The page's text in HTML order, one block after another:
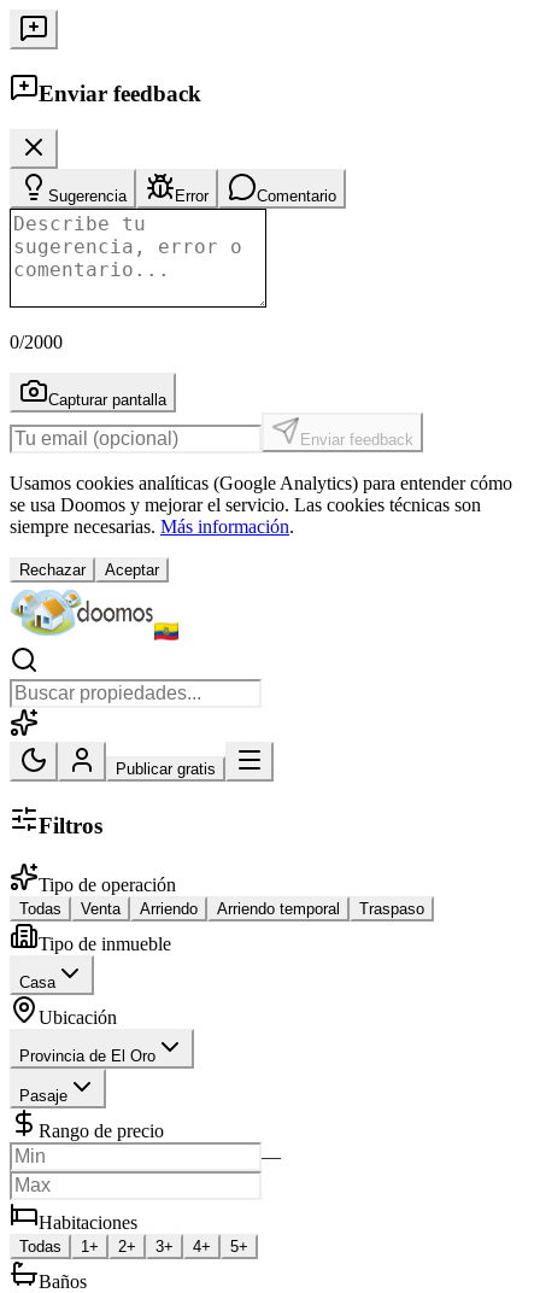
Enviar feedback
Sugerencia Error Comentario
0/2000
Capturar pantalla
Enviar feedback
Usamos cookies analíticas (Google Analytics) para entender cómo
se usa Doomos y mejorar el servicio. Las cookies técnicas son
siempre necesarias. Más información.
Rechazar Aceptar
Publicar gratis
Filtros
Tipo de operación
Todas Venta Arriendo Arriendo temporal Traspaso
Tipo de inmueble
Casa
Ubicación
Provincia de El Oro
Pasaje
Rango de precio
—
Habitaciones
Todas 1+ 2+ 3+ 4+ 5+
Baños